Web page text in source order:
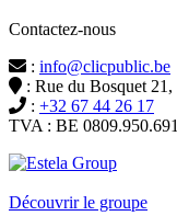
Contactez-nous
: info@clicpublic.be
: Rue du Bosquet
: +32 67 44 26 17
TVA : BE 0809.950.691
Découvrir le groupe